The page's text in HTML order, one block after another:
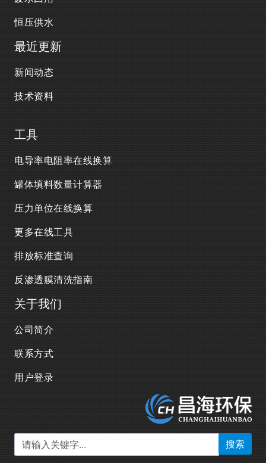
恒压供水
最近更新
新闻动态
技术资料
工具
电导率电阻率在线换算
罐体填料数量计算器
压力单位在线换算
更多在线工具
排放标准查询
反渗透膜清洗指南
关于我们
公司简介
联系方式
用户登录
搜索